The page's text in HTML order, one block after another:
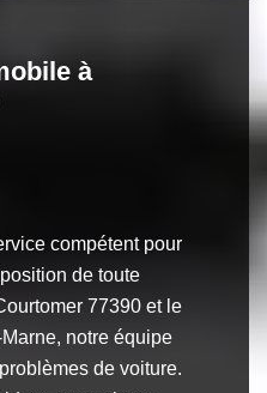
à
compétent pour
de toute
77390 et le
notre équipe
de voiture.